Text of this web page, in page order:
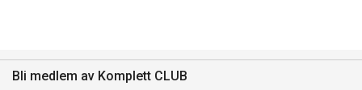
Bli medlem av Komplett CLUB